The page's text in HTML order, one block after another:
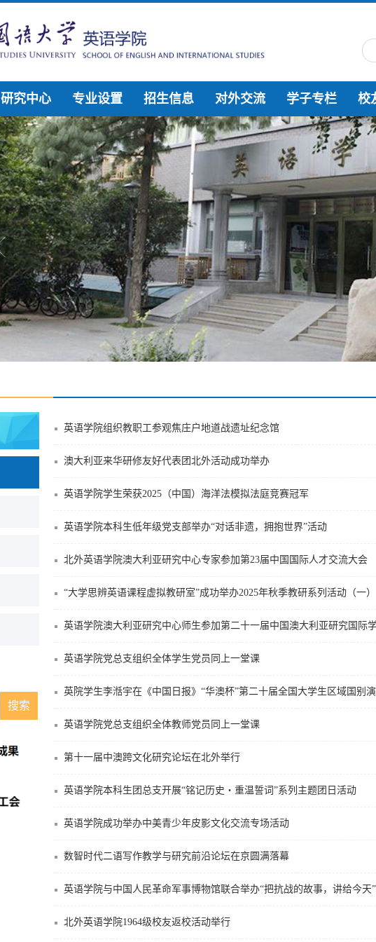
研究中心 专业设置 招生信息 对外交流 学子专栏 校
英语学院组织教职工参观焦庄户地道战遗址纪念馆
澳大利亚来华研修友好代表团北外活动成功举办
英语学院学生荣获2025（中国）海洋法模拟法庭竞赛冠军
英语学院本科生低年级党支部举办“对话非遗，拥抱世界”活动
北外英语学院澳大利亚研究中心专家参加第23届中国国际人才交流大会
“大学思辨英语课程虚拟教研室”成功举办2025年秋季教研系列活动（一）
英语学院澳大利亚研究中心师生参加第二十一届中国澳大利亚研究国际
英语学院党总支组织全体学生党员同上一堂课
英语学院党总支组织全体教师党员同上一堂课
第十一届中澳跨文化研究论坛在北外举行
英语学院本科生团总支开展“铭记历史・重温誓词”系列主题团日活动
英语学院成功举办中美青少年皮影文化交流专场活动
数智时代二语写作教学与研究前沿论坛在京圆满落幕
英语学院与中国人民革命军事博物馆联合举办“把抗战的故事，讲给今天
北外英语学院1964级校友返校活动举行